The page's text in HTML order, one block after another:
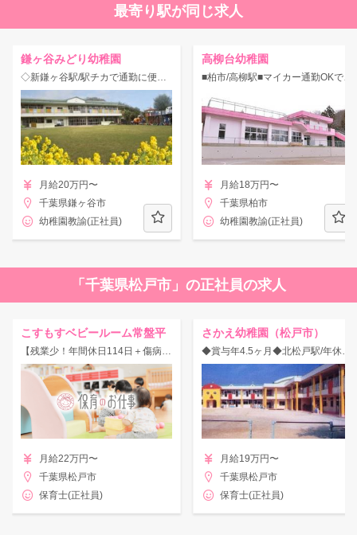
最寄り駅が同じ求人
鎌ヶ谷みどり幼稚園
◇新鎌ヶ谷駅/駅チカで通勤に便利☆子どもたちの心の育ちを大切にしている幼稚園！
月給20万円〜
千葉県鎌ヶ谷市
幼稚園教諭(正社員)
高柳台幼稚園
■柏市/高柳駅■マイカー通勤OKで通勤ラクラク♪幼稚園教諭★
月給18万円〜
千葉県柏市
幼稚園教諭(正社員)
「千葉県松戸市」の正社員の求人
こすもすベビールーム常盤平
【残業少！年間休日114日＋傷病休暇＋有給】働きやすさ抜群！
月給22万円〜
千葉県松戸市
保育士(正社員)
さかえ幼稚園（松戸市）
◆賞与年4.5ヶ月◆北松戸駅/年休155日♪恵まれた環境の中豊かな心を育む幼稚園！広々園庭あり◎
月給19万円〜
千葉県松戸市
保育士(正社員)